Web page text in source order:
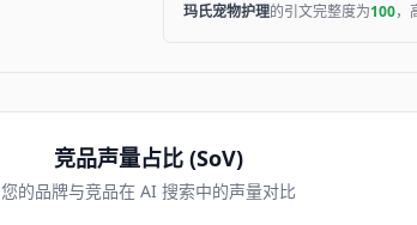
玛氏宠物护理的引文完整度为100，
竞品声量占比 (SoV)
您的品牌与竞品在 AI 搜索中的声量对比